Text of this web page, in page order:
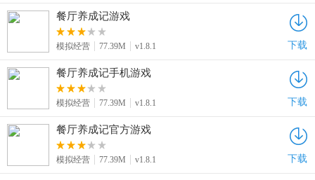
餐厅养成记游戏
模拟经营 77.39M v1.8.1 下载
餐厅养成记手机游戏
模拟经营 77.39M v1.8.1 下载
餐厅养成记官方游戏
模拟经营 77.39M v1.8.1 下载